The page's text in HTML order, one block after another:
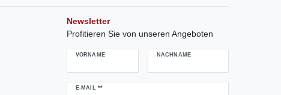
Newsletter
Profitieren Sie von unseren Angeboten
VORNAME NACHNAME
E-MAIL **
Newsletter